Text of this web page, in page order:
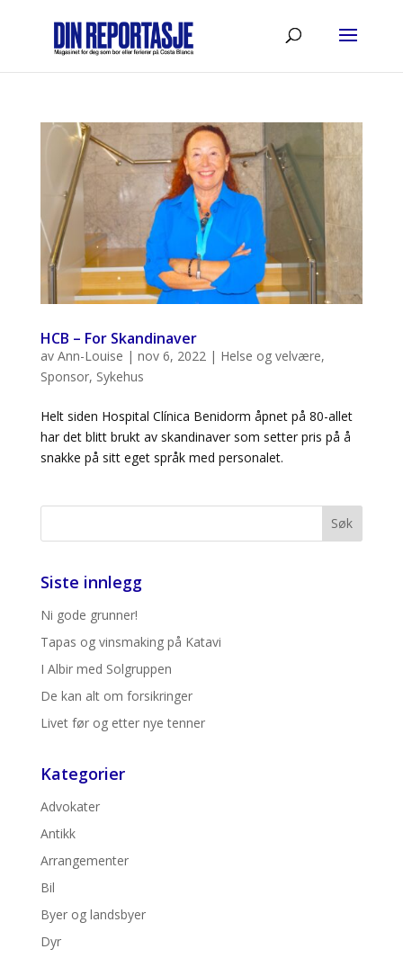
HCB – For Skandinaver
av Ann-Louise | nov 6, 2022 | Helse og velvære,
Sponsor, Sykehus
Helt siden Hospital Clínica Benidorm åpnet på 80-allet
har det blitt brukt av skandinaver som setter pris på å
snakke på sitt eget språk med personalet.
Siste innlegg
Ni gode grunner!
Tapas og vinsmaking på Katavi
I Albir med Solgruppen
De kan alt om forsikringer
Livet før og etter nye tenner
Kategorier
Advokater
Antikk
Arrangementer
Bil
Byer og landsbyer
Dyr